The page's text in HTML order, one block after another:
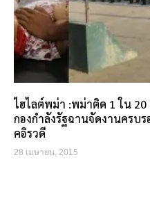
ไฮไลต์พม่า :พม่าติด 1 ใน
กองกำลังรัฐฉานจัดงานครบ
คอิรวดี
28 เมษายน, 2015